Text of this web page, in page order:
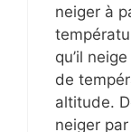
neiger à
qu’il
de
altitude.
neiger